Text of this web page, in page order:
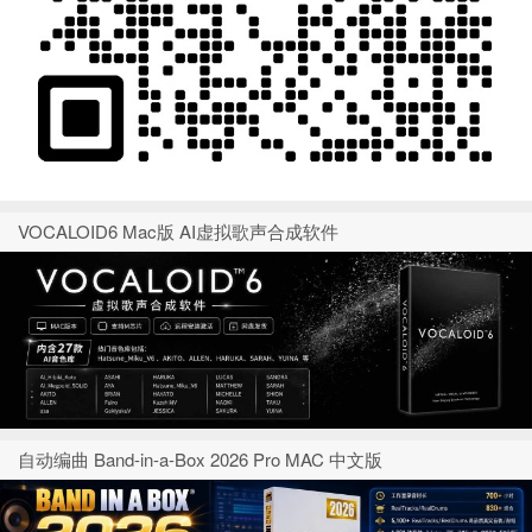
VOCALOID6 Mac版 AI虚拟歌声合成软件
自动编曲 Band-in-a-Box 2026 Pro MAC 中文版